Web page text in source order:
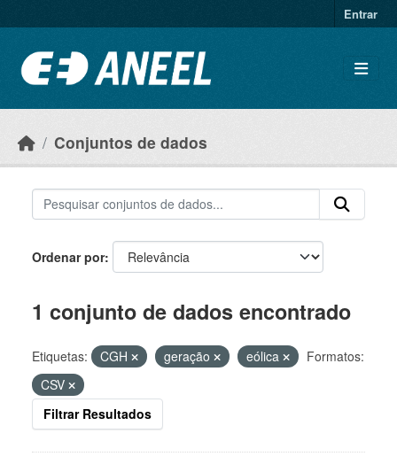
Entrar
Conjuntos de dados
Ordenar por
1 conjunto de dados encontrado
Etiquetas: CGH geração eólica
Formatos:
CSV
Filtrar Resultados